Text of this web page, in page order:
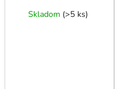
Skladom (>5 ks)